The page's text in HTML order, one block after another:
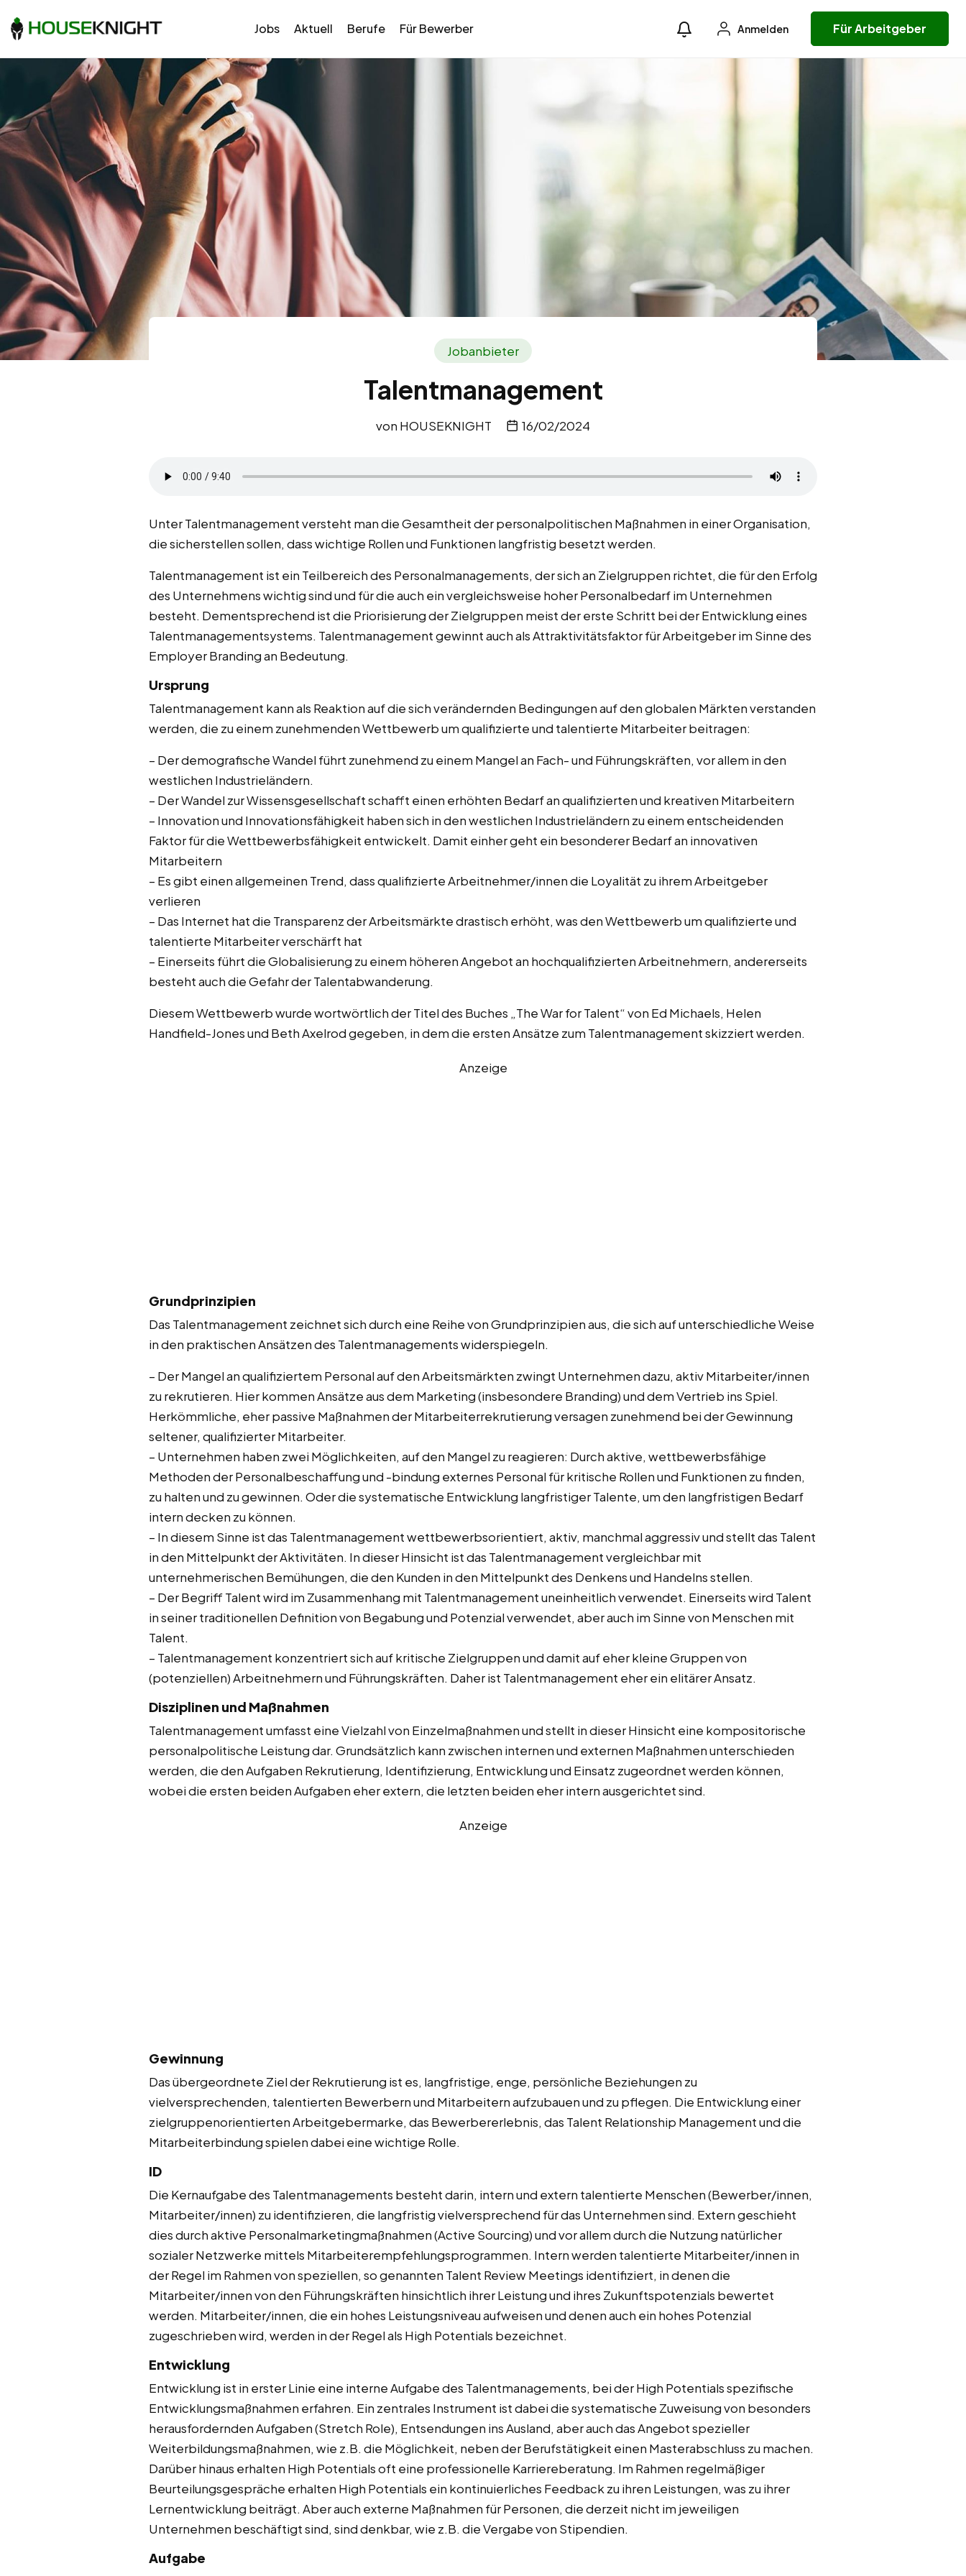
Jobs Aktuell Berufe Für Bewerber Anmelden Für Arbeitgeber
Jobanbieter
Talentmanagement
von HOUSEKNIGHT 16/02/2024
Unter Talentmanagement versteht man die Gesamtheit der personalpolitischen Maßnahmen in einer Organisation,
die sicherstellen sollen, dass wichtige Rollen und Funktionen langfristig besetzt werden.
Talentmanagement ist ein Teilbereich des Personalmanagements, der sich an Zielgruppen richtet, die für den Erfolg
des Unternehmens wichtig sind und für die auch ein vergleichsweise hoher Personalbedarf im Unternehmen
besteht. Dementsprechend ist die Priorisierung der Zielgruppen meist der erste Schritt bei der Entwicklung eines
Talentmanagementsystems. Talentmanagement gewinnt auch als Attraktivitätsfaktor für Arbeitgeber im Sinne des
Employer Branding an Bedeutung.
Ursprung
Talentmanagement kann als Reaktion auf die sich verändernden Bedingungen auf den globalen Märkten verstanden
werden, die zu einem zunehmenden Wettbewerb um qualifizierte und talentierte Mitarbeiter beitragen:
– Der demografische Wandel führt zunehmend zu einem Mangel an Fach- und Führungskräften, vor allem in den
westlichen Industrieländern.
– Der Wandel zur Wissensgesellschaft schafft einen erhöhten Bedarf an qualifizierten und kreativen Mitarbeitern
– Innovation und Innovationsfähigkeit haben sich in den westlichen Industrieländern zu einem entscheidenden
Faktor für die Wettbewerbsfähigkeit entwickelt. Damit einher geht ein besonderer Bedarf an innovativen
Mitarbeitern
– Es gibt einen allgemeinen Trend, dass qualifizierte Arbeitnehmer/innen die Loyalität zu ihrem Arbeitgeber
verlieren
– Das Internet hat die Transparenz der Arbeitsmärkte drastisch erhöht, was den Wettbewerb um qualifizierte und
talentierte Mitarbeiter verschärft hat
– Einerseits führt die Globalisierung zu einem höheren Angebot an hochqualifizierten Arbeitnehmern, andererseits
besteht auch die Gefahr der Talentabwanderung.
Diesem Wettbewerb wurde wortwörtlich der Titel des Buches „The War for Talent“ von Ed Michaels, Helen
Handfield-Jones und Beth Axelrod gegeben, in dem die ersten Ansätze zum Talentmanagement skizziert werden.
Anzeige
Grundprinzipien
Das Talentmanagement zeichnet sich durch eine Reihe von Grundprinzipien aus, die sich auf unterschiedliche Weise
in den praktischen Ansätzen des Talentmanagements widerspiegeln.
– Der Mangel an qualifiziertem Personal auf den Arbeitsmärkten zwingt Unternehmen dazu, aktiv Mitarbeiter/innen
zu rekrutieren. Hier kommen Ansätze aus dem Marketing (insbesondere Branding) und dem Vertrieb ins Spiel.
Herkömmliche, eher passive Maßnahmen der Mitarbeiterrekrutierung versagen zunehmend bei der Gewinnung
seltener, qualifizierter Mitarbeiter.
– Unternehmen haben zwei Möglichkeiten, auf den Mangel zu reagieren: Durch aktive, wettbewerbsfähige
Methoden der Personalbeschaffung und -bindung externes Personal für kritische Rollen und Funktionen zu finden,
zu halten und zu gewinnen. Oder die systematische Entwicklung langfristiger Talente, um den langfristigen Bedarf
intern decken zu können.
– In diesem Sinne ist das Talentmanagement wettbewerbsorientiert, aktiv, manchmal aggressiv und stellt das Talent
in den Mittelpunkt der Aktivitäten. In dieser Hinsicht ist das Talentmanagement vergleichbar mit
unternehmerischen Bemühungen, die den Kunden in den Mittelpunkt des Denkens und Handelns stellen.
– Der Begriff Talent wird im Zusammenhang mit Talentmanagement uneinheitlich verwendet. Einerseits wird Talent
in seiner traditionellen Definition von Begabung und Potenzial verwendet, aber auch im Sinne von Menschen mit
Talent.
– Talentmanagement konzentriert sich auf kritische Zielgruppen und damit auf eher kleine Gruppen von
(potenziellen) Arbeitnehmern und Führungskräften. Daher ist Talentmanagement eher ein elitärer Ansatz.
Disziplinen und Maßnahmen
Talentmanagement umfasst eine Vielzahl von Einzelmaßnahmen und stellt in dieser Hinsicht eine kompositorische
personalpolitische Leistung dar. Grundsätzlich kann zwischen internen und externen Maßnahmen unterschieden
werden, die den Aufgaben Rekrutierung, Identifizierung, Entwicklung und Einsatz zugeordnet werden können,
wobei die ersten beiden Aufgaben eher extern, die letzten beiden eher intern ausgerichtet sind.
Anzeige
Gewinnung
Das übergeordnete Ziel der Rekrutierung ist es, langfristige, enge, persönliche Beziehungen zu
vielversprechenden, talentierten Bewerbern und Mitarbeitern aufzubauen und zu pflegen. Die Entwicklung einer
zielgruppenorientierten Arbeitgebermarke, das Bewerbererlebnis, das Talent Relationship Management und die
Mitarbeiterbindung spielen dabei eine wichtige Rolle.
ID
Die Kernaufgabe des Talentmanagements besteht darin, intern und extern talentierte Menschen (Bewerber/innen,
Mitarbeiter/innen) zu identifizieren, die langfristig vielversprechend für das Unternehmen sind. Extern geschieht
dies durch aktive Personalmarketingmaßnahmen (Active Sourcing) und vor allem durch die Nutzung natürlicher
sozialer Netzwerke mittels Mitarbeiterempfehlungsprogrammen. Intern werden talentierte Mitarbeiter/innen in
der Regel im Rahmen von speziellen, so genannten Talent Review Meetings identifiziert, in denen die
Mitarbeiter/innen von den Führungskräften hinsichtlich ihrer Leistung und ihres Zukunftspotenzials bewertet
werden. Mitarbeiter/innen, die ein hohes Leistungsniveau aufweisen und denen auch ein hohes Potenzial
zugeschrieben wird, werden in der Regel als High Potentials bezeichnet.
Entwicklung
Entwicklung ist in erster Linie eine interne Aufgabe des Talentmanagements, bei der High Potentials spezifische
Entwicklungsmaßnahmen erfahren. Ein zentrales Instrument ist dabei die systematische Zuweisung von besonders
herausfordernden Aufgaben (Stretch Role), Entsendungen ins Ausland, aber auch das Angebot spezieller
Weiterbildungsmaßnahmen, wie z.B. die Möglichkeit, neben der Berufstätigkeit einen Masterabschluss zu machen.
Darüber hinaus erhalten High Potentials oft eine professionelle Karriereberatung. Im Rahmen regelmäßiger
Beurteilungsgespräche erhalten High Potentials ein kontinuierliches Feedback zu ihren Leistungen, was zu ihrer
Lernentwicklung beiträgt. Aber auch externe Maßnahmen für Personen, die derzeit nicht im jeweiligen
Unternehmen beschäftigt sind, sind denkbar, wie z.B. die Vergabe von Stipendien.
Aufgabe